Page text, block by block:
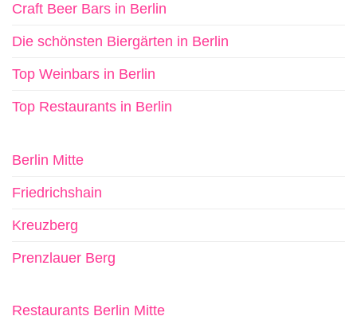
Craft Beer Bars in Berlin
Die schönsten Biergärten in Berlin
Top Weinbars in Berlin
Top Restaurants in Berlin
Berlin Mitte
Friedrichshain
Kreuzberg
Prenzlauer Berg
Restaurants Berlin Mitte